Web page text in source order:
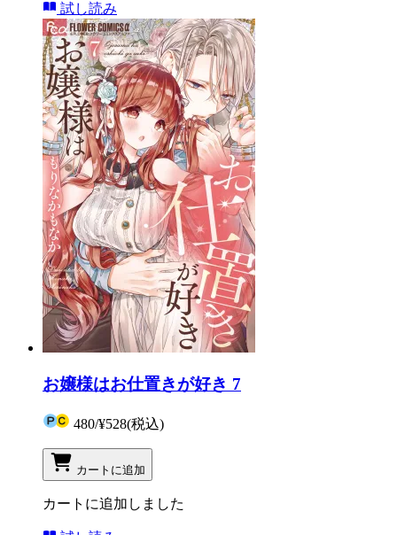
試し読み
お嬢様はお仕置きが好き 7
480/¥528(税込)
カートに追加
カートに追加しました